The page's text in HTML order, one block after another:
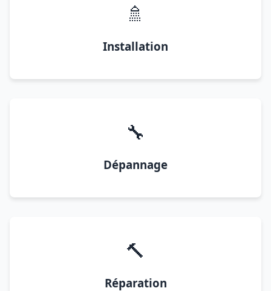
🚿
Installation
🔧
Dépannage
🔨
Réparation